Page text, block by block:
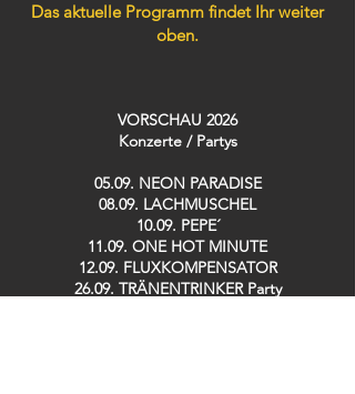
Das aktuelle Programm findet Ihr weiter
oben.
VORSCHAU 2026
Konzerte / Partys​
05.09. NEON PARADISE
08.09. LACHMUSCHEL
10.09. PEPE´
11.09. ONE HOT MINUTE
12.09. FLUXKOMPENSATOR
26.09. TRÄNENTRINKER Party